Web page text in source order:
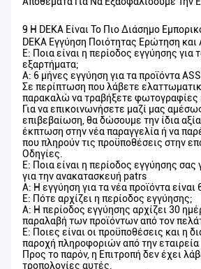
9 Η DEKA Είναι Το Πιο Διάσημο
DEKA Εγγύηση Ποιότητας Ερώτηση και
Ε: Ποια είναι η περίοδος εγγύησης για
εξαρτήματα;
Α: 6 μήνες εγγύηση για τα προϊόντα
Σε περίπτωση που λάβετε
παρακαλώ να τραβήξετε φωτογραφίες
Για να επικοινωνήσετε μαζί μας
επιβεβαίωση, θα δώσουμε την ίδια αξία
έκπτωση στην νέα παραγγελία ή να
που πληρούν τις προϋποθέσεις στην
Οδηγίες.
Ε: Ποια είναι η περίοδος εγγύησης σας
για την ανακατασκευή patrs
Α: Η εγγύηση για τα νέα προϊόντα είναι
Ε: Πότε αρχίζει η περίοδος εγγύησης;
Α: Η περίοδος εγγύησης αρχίζει 30
παραλαβή των προϊόντων από τον
Ε: Ποιες είναι οι προϋποθέσεις και η
παροχή πληροφοριών από την εταιρεία
Προς το παρόν, η Επιτροπή δεν έχει
τροπολογίες αυτές.